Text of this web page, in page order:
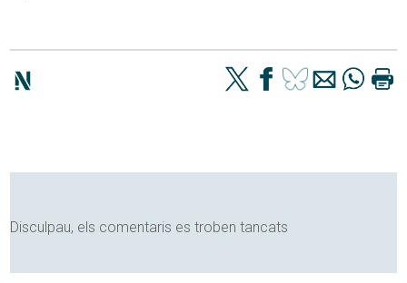
Disculpau, els comentaris es troben tancats